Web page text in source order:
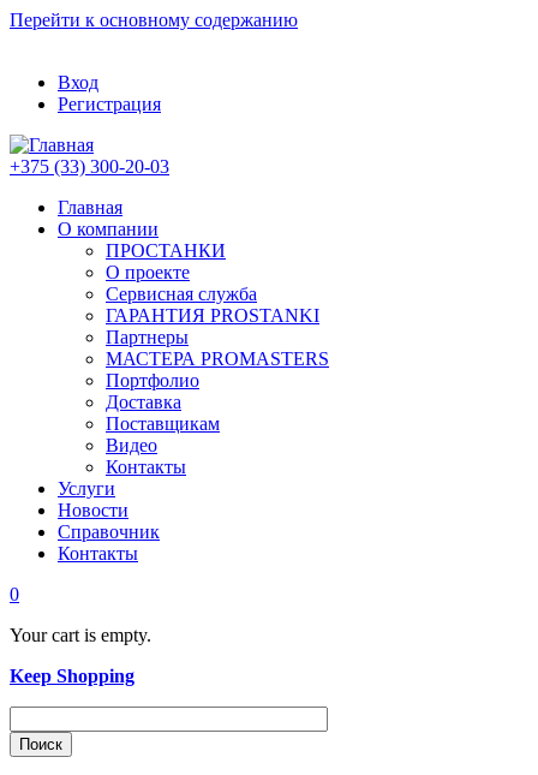
Перейти к основному содержанию
Вход
Регистрация
+375 (33) 300-20-03
Главная
О компании
ПРОСТАНКИ
О проекте
Сервисная служба
ГАРАНТИЯ PROSTANKI
Партнеры
МАСТЕРА PROMASTERS
Портфолио
Доставка
Поставщикам
Видео
Контакты
Услуги
Новости
Справочник
Контакты
0
Your cart is empty.
Keep Shopping